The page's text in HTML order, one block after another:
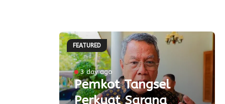
FEATURED
3 day ago
Pemkot Tangsel
Perkuat Sarana